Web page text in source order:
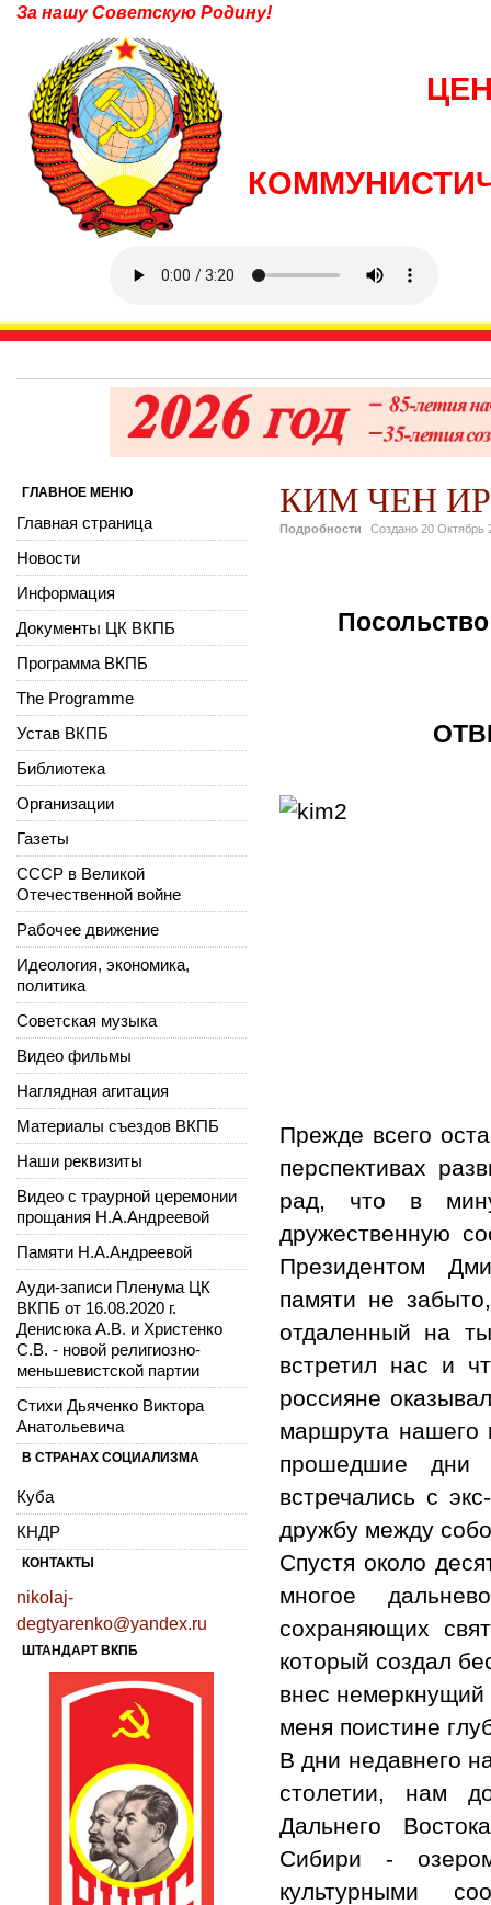
За нашу Советскую Родину!
КИМ ЧЕН ИР.
Подробности Создано 20 Октябрь
Прежде всего
перспективах
рад, что в
дружественную
Президентом
памяти не
отдаленный на
встретил нас и
россияне
маршрута нашего
прошедшие дни
встречались с
дружбу между
Спустя около
многое
сохраняющих
который создал
внес немеркнущий
меня поистине
В дни недавнего
столетии, нам
Дальнего
Сибири -
культурными
ГЛАВНОЕ МЕНЮ
Главная страница
Новости
Информация
Документы ЦК ВКПБ
Программа ВКПБ
The Programme
Устав ВКПБ
Библиотека
Организации
Газеты
СССР в Великой
Отечественной войне
Рабочее движение
Идеология, экономика,
политика
Советская музыка
Видео фильмы
Наглядная агитация
Материалы съездов ВКПБ
Наши реквизиты
Видео с траурной церемонии
прощания Н.А.Андреевой
Памяти Н.А.Андреевой
Ауди-записи Пленума ЦК
ВКПБ от 16.08.2020 г.
Денисюка А.В. и Христенко
С.В. - новой религиозно-
меньшевистской партии
Стихи Дьяченко Виктора
Анатольевича
В СТРАНАХ СОЦИАЛИЗМА
Куба
КНДР
КОНТАКТЫ
nikolaj-
degtyarenko@yandex.ru
ШТАНДАРТ ВКПБ